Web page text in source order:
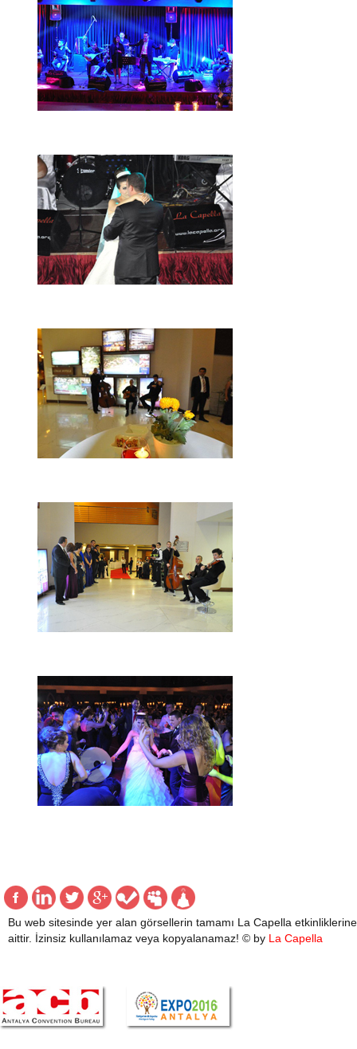
Bu web sitesinde yer alan görsellerin tamamı La Capella etkinliklerine
aittir. İzinsiz kullanılamaz veya kopyalanamaz! © by La Capella